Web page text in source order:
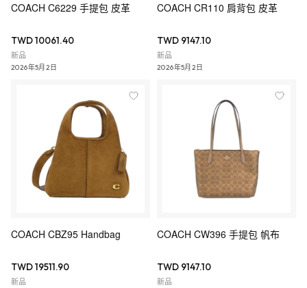
COACH C6229 手提包 皮革
TWD 10061.40
新品
2026年5月2日
COACH CR110 肩背包 皮革
TWD 9147.10
新品
2026年5月2日
COACH CBZ95 Handbag
TWD 19511.90
新品
COACH CW396 手提包 帆布
TWD 9147.10
新品